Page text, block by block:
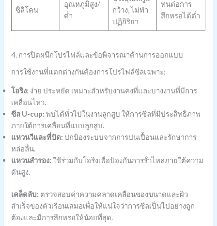
ซิลิโคน
อุณหภูมิสูง/
ต่ำ
กว้าง, ไม่ทำ
ปฏิกิริยา
ทนต่อการ
สึกหรอได้ต่ำ
4. การปิดผนึกโปรไฟล์และข้อพิจารณาด้านการออกแบบ
การใช้งานที่แตกต่างกันต้องการโปรไฟล์ซีลเฉพาะ:
โอริง: ง่าย ประหยัด เหมาะสำหรับงานคงที่และบางงานที่มีการ
เคลื่อนไหว.
ซีล U-cup: พบได้ทั่วไปในงานลูกสูบ ให้การซีลที่มีประสิทธิภาพ
ภายใต้การเคลื่อนที่แบบลูกสูบ.
แหวนวีและที่ปัด: ปกป้องระบบจากการปนเปื้อนและรักษาการ
หล่อลื่น.
แหวนสำรอง: ใช้ร่วมกับโอริงเพื่อป้องกันการรั่วไหลภายใต้ความ
ดันสูง.
เคล็ดลับ: ตรวจสอบค่าความคลาดเคลื่อนของขนาดและผิว
สำเร็จของตัวเรือนเสมอเพื่อให้แน่ใจว่าการซีลเป็นไปอย่างถูก
ต้องและมีการสึกหรอให้น้อยที่สุด.